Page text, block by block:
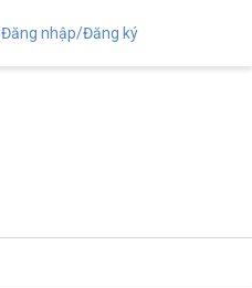
Đăng nhập/Đăng ký